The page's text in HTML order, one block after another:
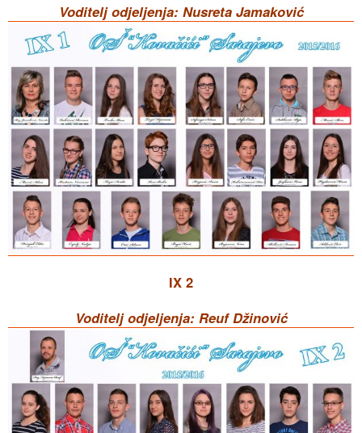
Voditelj odjeljenja: Nusreta Jamaković
IX 2
Voditelj odjeljenja: Reuf Džinović